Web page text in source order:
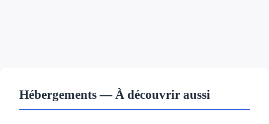
Hébergements — À découvrir aussi